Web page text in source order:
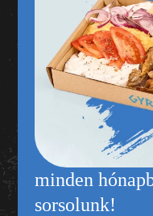
minden
sorsolunk!